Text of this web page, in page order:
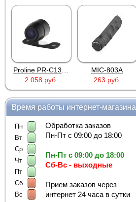
2 058 руб.
MIC-803A
263 руб.
Время работы интернет-магазина
Пн
Вт
Ср
Чт
Пт
Сб
Вс
Обработка заказов
Пн-Пт с 09:00 до 18:00
Пн-Пт с 09:00 до 18:00
Сб-Вс - выходные
Прием заказов через
интернет 24 часа в сутки